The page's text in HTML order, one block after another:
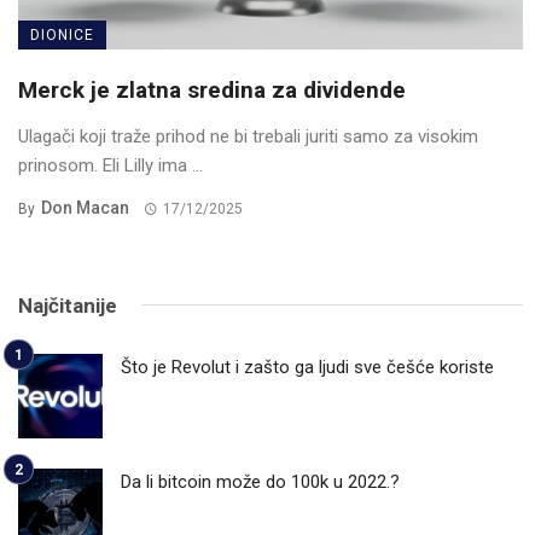
DIONICE
Merck je zlatna sredina za dividende
Ulagači koji traže prihod ne bi trebali juriti samo za visokim
prinosom. Eli Lilly ima ...
By Don Macan 17/12/2025
Najčitanije
Što je Revolut i zašto ga ljudi sve češće koriste
Da li bitcoin može do 100k u 2022.?